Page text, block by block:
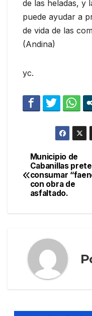
de las heladas, y
puede ayudar a
de vida de las
(Andina)
yc.
de
Municipio de
Cabanillas
consumar
con obra de
asfaltado.